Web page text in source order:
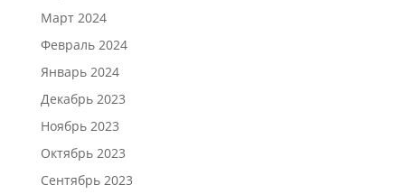
Март 2024
Февраль 2024
Январь 2024
Декабрь 2023
Ноябрь 2023
Октябрь 2023
Сентябрь 2023